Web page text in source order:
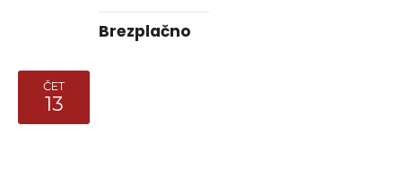
Brezplačno
ČET
13